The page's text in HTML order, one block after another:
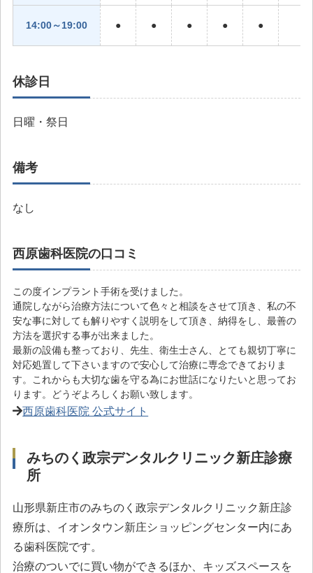
14:00～19:00 ● ● ● ● ●
休診日
日曜・祭日
備考
なし
西原歯科医院の口コミ
この度インプラント手術を受けました。
通院しながら治療方法について色々と相談をさせて頂き、私の不
安な事に対しても解りやすく説明をして頂き、納得をし、最善の
方法を選択する事が出来ました。
最新の設備も整っており、先生、衛生士さん、とても親切丁寧に
対応処置して下さいますので安心して治療に専念できておりま
す。これからも大切な歯を守る為にお世話になりたいと思ってお
ります。どうぞよろしくお願い致します。
西原歯科医院 公式サイト
みちのく政宗デンタルクリニック新庄診療
所
山形県新庄市のみちのく政宗デンタルクリニック新庄診
療所は、イオンタウン新庄ショッピングセンター内にあ
る歯科医院です。
治療のついでに買い物ができるほか、キッズスペースを